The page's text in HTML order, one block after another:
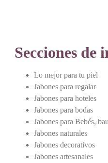
Secciones de
Lo mejor para tu piel
Jabones para regalar
Jabones para hoteles
Jabones para bodas
Jabones para Bebés,
Jabones naturales
Jabones decorativos
Jabones artesanales